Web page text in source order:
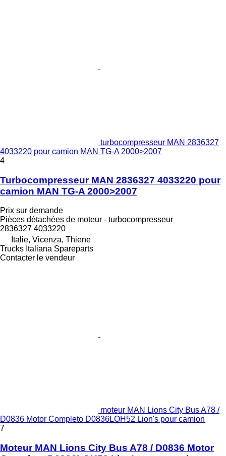
turbocompresseur MAN 2836327
4033220 pour camion MAN TG-A 2000>2007
4
Turbocompresseur MAN 2836327 4033220 pour
camion MAN TG-A 2000>2007
Prix sur demande
Pièces détachées de moteur - turbocompresseur
2836327 4033220
Italie, Vicenza, Thiene
Trucks Italiana Spareparts
Contacter le vendeur
moteur MAN Lions City Bus A78 /
D0836 Motor Completo D0836LOH52 Lion's pour camion
7
Moteur MAN Lions City Bus A78 / D0836 Motor